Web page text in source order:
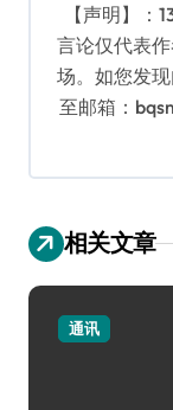
【声明】：
言论仅代表
场。如您发
至邮箱：
相关文章
通讯